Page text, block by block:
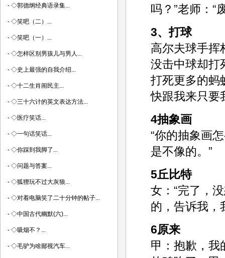
吗？”老师：
3、打球
高尔夫球手挥
没击中球却打
打死更多的蚂
快跟我来只要
4抽象画
“你的抽象画
是不像的。”
5丘比特
女：“完了，
的，告诉我，
6原来
甲：抱歉，我
- ◇郭德纲经典语录集...
- ◇笑吧（二）...
- ◇笑吧（一）...
- ◇怎样区别男孩儿与男人...
- ◇史上最强的自我介绍...
- ◇十二生肖闹民主...
- ◇三十六计的英文表达方法...
- ◇医疗笑话...
- ◇一句话笑话...
- ◇你踩到我脚了...
- ◇问题与答案...
- ◇狐狸玩不过大灰狼...
- ◇对着电脑笑了二十分钟的帖子...
- ◇中国古代幽默(六)...
- ◇吸烟不？...
- ◇毛驴为啥鄙视汽车...